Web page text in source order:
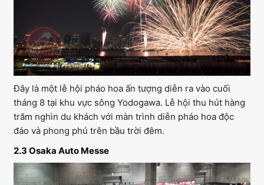
Đây là một lễ hội pháo hoa ấn tượng diễn ra vào cuối
tháng 8 tại khu vực sông Yodogawa. Lễ hội thu hút hàng
trăm nghìn du khách với màn trình diễn pháo hoa độc
đáo và phong phú trên bầu trời đêm.
2.3 Osaka Auto Messe